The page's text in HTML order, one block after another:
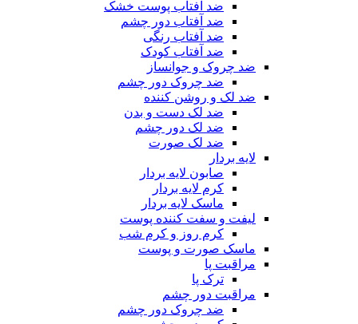
ضد آفتاب پوست خشک
ضد آفتاب دور چشم
ضد آفتاب رنگی
ضد آفتاب کودک
ضد چروک و جوانساز
ضد چروک دور چشم
ضد لک و روشن کننده
ضد لک دست و بدن
ضد لک دور چشم
ضد لک صورت
لایه بردار
صابون لایه بردار
کرم لایه بردار
ماسک لایه بردار
لیفت و سفت کننده پوست
کرم روز و کرم شب
ماسک صورت و پوست
مراقبت پا
ترک پا
مراقبت دور چشم
ضد چروک دور چشم